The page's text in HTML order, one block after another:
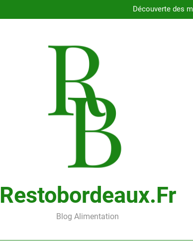
Découverte des
Comment choisir le
Restobordeaux.fr
Blog Alimentation